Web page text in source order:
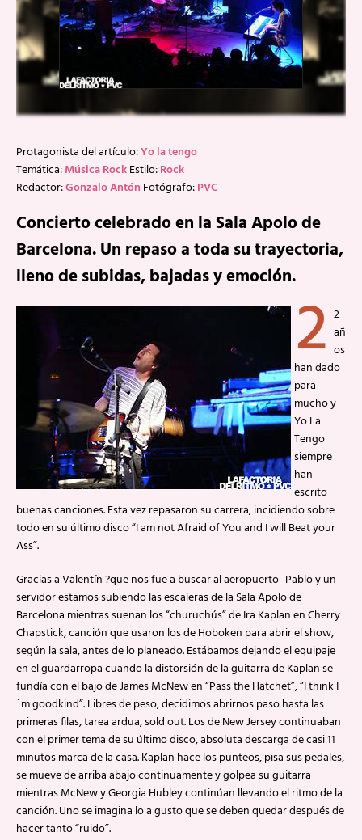
Protagonista del artículo:Yo la tengo
Temática:Música RockEstilo:Rock
Redactor:Gonzalo Antón Fotógrafo:PVC
Concierto celebrado en la Sala Apolo de
Barcelona. Un repaso a toda su trayectoria,
lleno de subidas, bajadas y emoción.
2 2
añ
os
han dado
para
mucho y
Yo La
Tengo
siempre
han
escrito
buenas canciones. Esta vez repasaron su carrera, incidiendo sobre
todo en su último disco “I am not Afraid of You and I will Beat your
Ass”.
Gracias a Valentín ?que nos fue a buscar al aeropuerto- Pablo y un
servidor estamos subiendo las escaleras de la Sala Apolo de
Barcelona mientras suenan los “churuchús” de Ira Kaplan en Cherry
Chapstick, canción que usaron los de Hoboken para abrir el show,
según la sala, antes de lo planeado. Estábamos dejando el equipaje
en el guardarropa cuando la distorsión de la guitarra de Kaplan se
fundía con el bajo de James McNew en “Pass the Hatchet”, “I think I
´m goodkind”. Libres de peso, decidimos abrirnos paso hasta las
primeras filas, tarea ardua, sold out. Los de New Jersey continuaban
con el primer tema de su último disco, absoluta descarga de casi 11
minutos marca de la casa. Kaplan hace los punteos, pisa sus pedales,
se mueve de arriba abajo continuamente y golpea su guitarra
mientras McNew y Georgia Hubley continúan llevando el ritmo de la
canción. Uno se imagina lo a gusto que se deben quedar después de
hacer tanto “ruido”.